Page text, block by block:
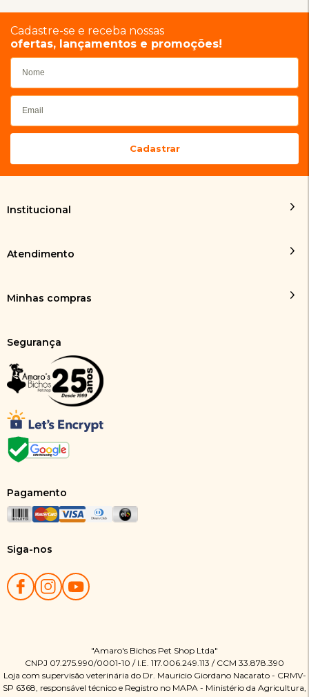
Cadastre-se e receba nossas
ofertas, lançamentos e promoções!
Institucional
Atendimento
Minhas compras
Segurança
Pagamento
Siga-nos
"Amaro's Bichos Pet Shop Ltda"
CNPJ 07.275.990/0001-10 / I.E. 117.006.249.113 / CCM 33.878.390
Loja com supervisão veterinária do Dr. Mauricio Giordano Nacarato - CRMV-
SP 6368, responsável técnico e Registro no MAPA - Ministério da Agricultura,